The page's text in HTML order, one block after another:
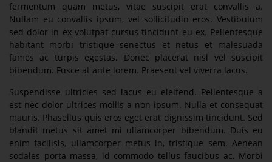
fermentum quam metus, vitae suscipit erat convallis a.
Nullam eu convallis ipsum, vel sollicitudin eros. Vestibulum
sed dolor in ex volutpat cursus tincidunt eu ex. Pellentesque
habitant morbi tristique senectus et netus et malesuada
fames ac turpis egestas. Donec placerat nisl vel suscipit
bibendum. Fusce at ante lorem. Praesent vel viverra lacus.
Suspendisse ultricies sed lacus eu eleifend. Pellentesque a
est nec dolor ultrices mollis a non ipsum. Nulla et consequat
mauris. Phasellus quis eros eget erat dignissim tincidunt. Sed
blandit metus sit amet mi ullamcorper bibendum. Duis eu
enim facilisis, ullamcorper metus in, tristique sem. Aenean
sodales porta massa, id commodo tellus faucibus ac. Morbi